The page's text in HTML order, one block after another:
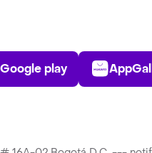
Play Store
Google play